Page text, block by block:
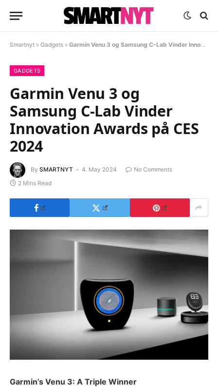
Smartnyt » Gadgets » Garmin Venu 3 og Samsung C-Lab Vinder Innovation Awards på CES 2024
GADGETS
Garmin Venu 3 og
Samsung C-Lab Vinder
Innovation Awards på CES
2024
By SMARTNYT 4. May 2024
No Comments
2 Mins Read
Garmin’s Venu 3: A Triple Winner